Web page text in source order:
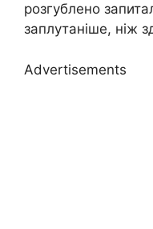
розгублено
заплутаніше, ніж
Advertisements